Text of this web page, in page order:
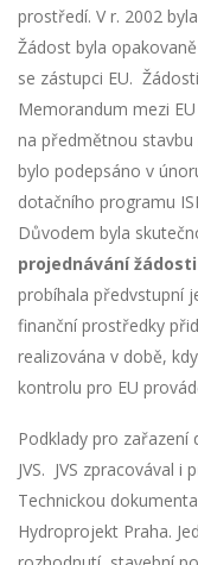
prostředí. V r. 2002
Žádost byla
se zástupci EU.
Memorandum mezi
na předmětnou
bylo podepsáno v
dotačního programu
Důvodem byla
projednávání žádosti
probíhala předvstupní
finanční prostředky
realizována v době,
kontrolu pro EU
Podklady pro zařazení
JVS. JVS zpracovával
Technickou
Hydroprojekt Praha.